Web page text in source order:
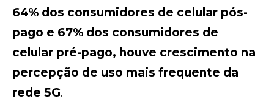
64% dos consumidores de celular pós-
pago e 67% dos consumidores de
celular pré-pago, houve crescimento na
percepção de uso mais frequente da
rede 5G.